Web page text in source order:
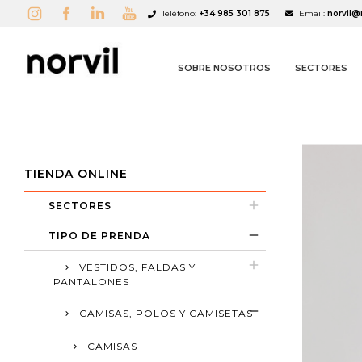
Teléfono: +34 985 301 875 Email:
SOBRE NOSOTROS SECTORES
TIENDA ONLINE
SECTORES
TIPO DE PRENDA
VESTIDOS, FALDAS Y
PANTALONES
CAMISAS, POLOS Y CAMISETAS
CAMISAS